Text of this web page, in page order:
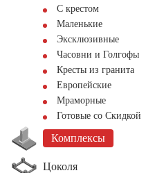
С крестом
Маленькие
Эксклюзивные
Часовни и Голгофы
Кресты из гранита
Европейские
Мраморные
Готовые со Скидкой
Комплексы
Цоколя